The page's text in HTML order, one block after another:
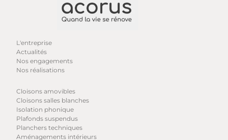
L'entreprise
Actualités
Nos engagements
Nos réalisations
Cloisons amovibles
Cloisons salles blanches
Isolation phonique
Plafonds suspendus
Planchers techniques
Aménagements intérieurs